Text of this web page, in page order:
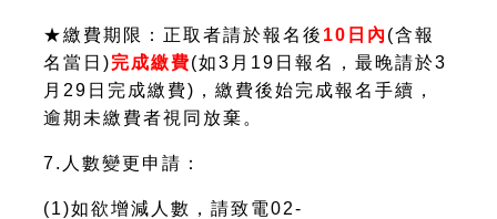
★繳費期限：正取者請於報名後 10日 內 (含報
名當日)完成繳費(如3月19日報名，最晚請於3
月29日完成繳費)，繳費後始完成報名手續，
逾期未繳費者視同放棄。
7.人數變更申請：
(1)如欲增減人數，請致電02-